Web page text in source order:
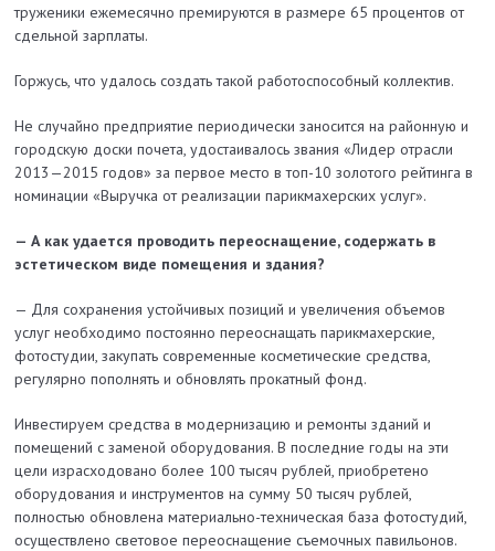
труженики ежемесячно премируются в размере 65 процентов от
сдельной зарплаты.
Горжусь, что удалось создать такой работоспособный коллектив.
Не случайно пред­приятие периодически заносится на районную и
городскую доски почета, удостаивалось звания «Лидер отрасли
2013—2015 годов» за первое место в топ-10 золотого рейтинга в
номинации «Выручка от реализации парикмахерских услуг».
— А как удается проводить переоснащение, содержать в
эстетическом виде помещения и здания?
— Для сохранения устойчивых позиций и увеличения объемов
услуг необходимо постоянно переоснащать парикмахерские,
фотостудии, закупать современные косметиче­ские средства,
регулярно пополнять и обновлять прокатный фонд.
Инвестируем средства в модернизацию и ремонты зданий и
помещений с заменой оборудования. В по­следние годы на эти
цели израсходовано более 100 тысяч рублей, приобретено
оборудования и инструментов на сумму 50 тысяч рублей,
полностью обновлена материально-техническая база фотостудий,
осуществлено световое переоснащение съемочных павильонов.